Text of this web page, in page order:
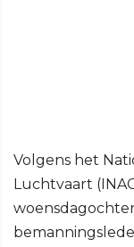
Volgens het
Luchtvaart